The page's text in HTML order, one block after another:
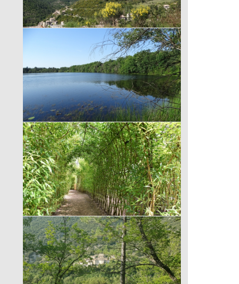
Balade de la Vallée du Toulourenc (84) -
Les sentiers botaniques de Brantes au
Mont Ventoux
Balade de Nouan-le-Fuzelier (41) -
Balade des Lévrys
Balade de Sartrouville (78) – Du parc du
dispensaire au quai de la Seine